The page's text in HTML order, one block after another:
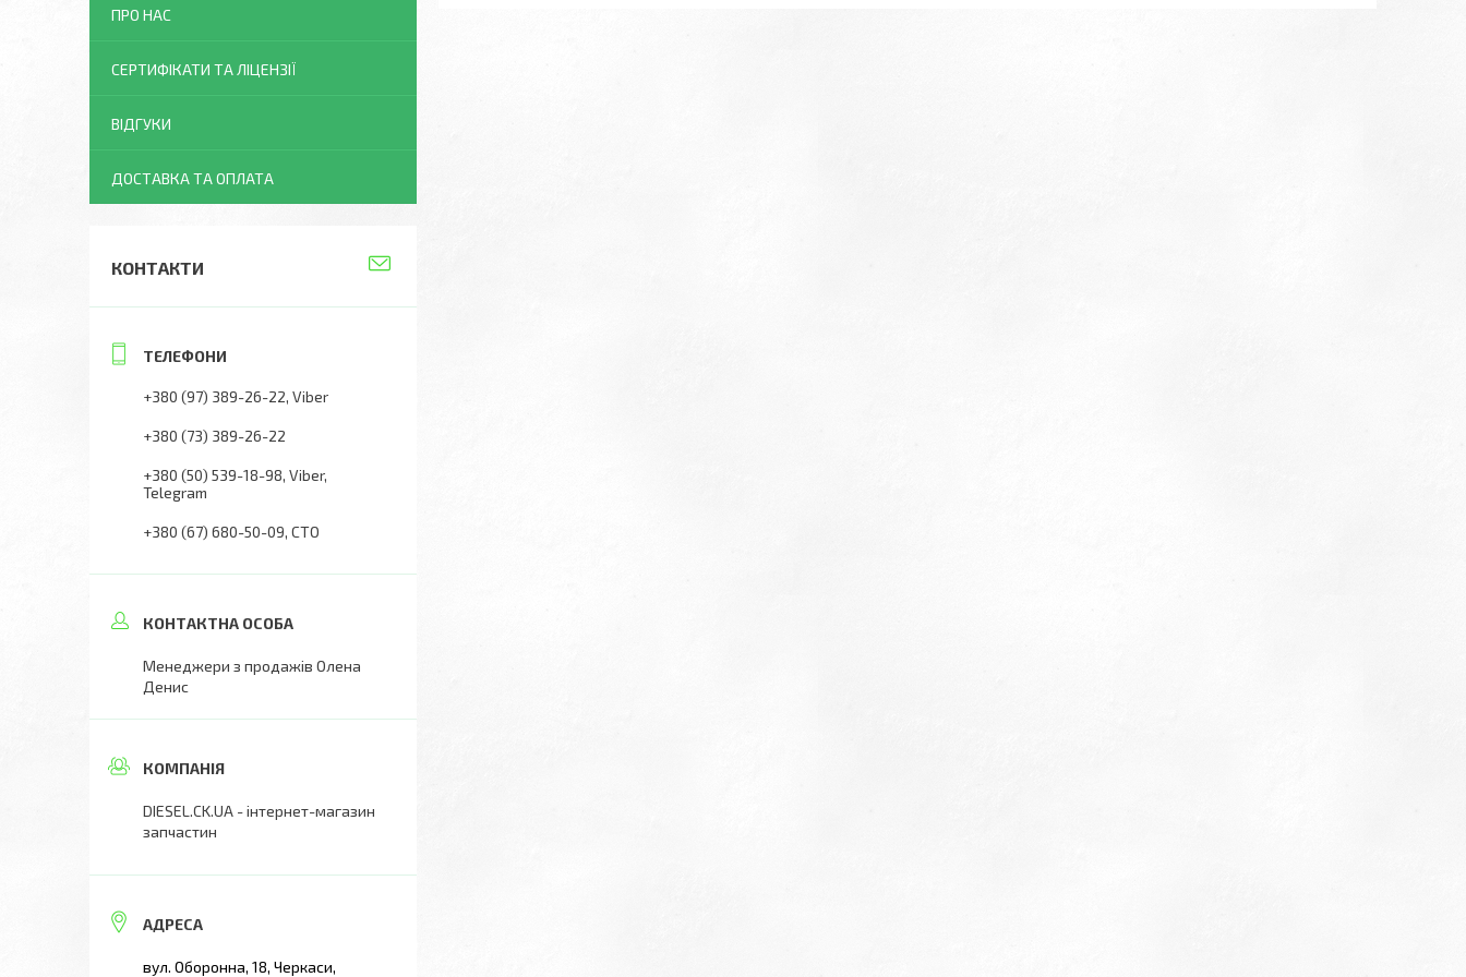
ПРО НАС
СЕРТИФІКАТИ ТА ЛІЦЕНЗІЇ
ВІДГУКИ
ДОСТАВКА ТА ОПЛАТА
КОНТАКТИ
+380 (97) 389-26-22 Viber
+380 (73) 389-26-22
+380 (50) 539-18-98 Viber,
Telegram
+380 (67) 680-50-09 СТО
Менеджери з продажів Олена
Денис
DIESEL.CK.UA - інтернет-магазин
запчастин
вул. Оборонна, 18, Черкаси,